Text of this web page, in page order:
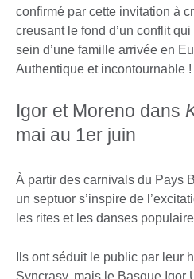
confirmé par cette invitation à
creusant le fond d’un conflit
sein d’une famille arrivée en
Authentique et incontournable !
Igor et Moreno dans
mai au 1er juin
À partir des carnivals du Pays
un septuor s’inspire de
les rites et les danses
Ils ont séduit le public par leur
Syncrasy, mais le Basque Igor